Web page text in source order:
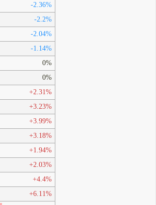
H
16:00 2026年2月期決算説明資料
16:00 (訂正・数値データ訂正)「2026年2月期決算
短信〔日本基準〕(連結)」の一部訂正について
15:30 2026年2月期決算短信〔日本基準〕(連結)
15:30 通期連結業績予想数値と実績値との差異に
15:30 個別業績の前期実績との差異に関するお知
15:30 営業外費用及び特別利益並びに特別損失の
-2.36%
-2.2%
-2.04%
-1.14%
0%
0%
+2.31%
+3.23%
+3.99%
+3.18%
+1.94%
+2.03%
+4.4%
+6.11%